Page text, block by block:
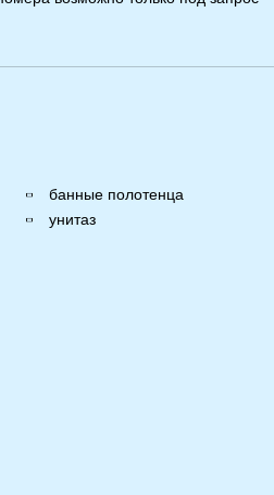
банные полотенца
унитаз